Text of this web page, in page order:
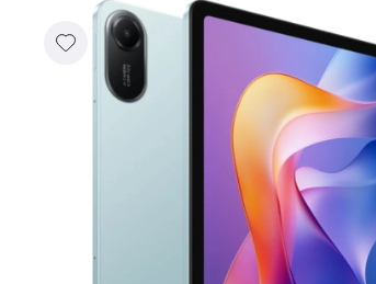
Реквизиты
Контакты
Доставка